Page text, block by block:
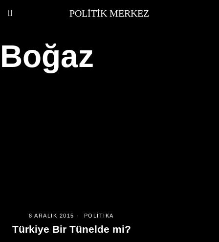
POLITIK MERKEZ
Boğaz
8 ARALIK 2015 POLITIKA
Türkiye Bir Tünelde mi?